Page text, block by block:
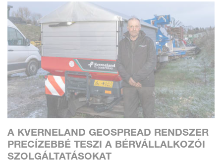
A KVERNELAND GEOSPREAD RENDSZER
PRECÍZEBBÉ TESZI A BÉRVÁLLALKOZÓI
SZOLGÁLTATÁSOKAT